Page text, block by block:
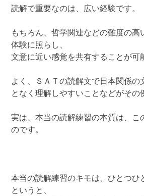
読解で重要なのは、広い経験です。
もちろん、哲学関連などの難度の高
体験に照らし、
文意に近い感覚を共有することが可
よく、ＳＡＴの読解文で日本関係の
となく理解しやすいことなどがその
実は、本当の読解練習の本質は、こ
のです。
本当の読解練習のキモは、ひとつひ
というと、